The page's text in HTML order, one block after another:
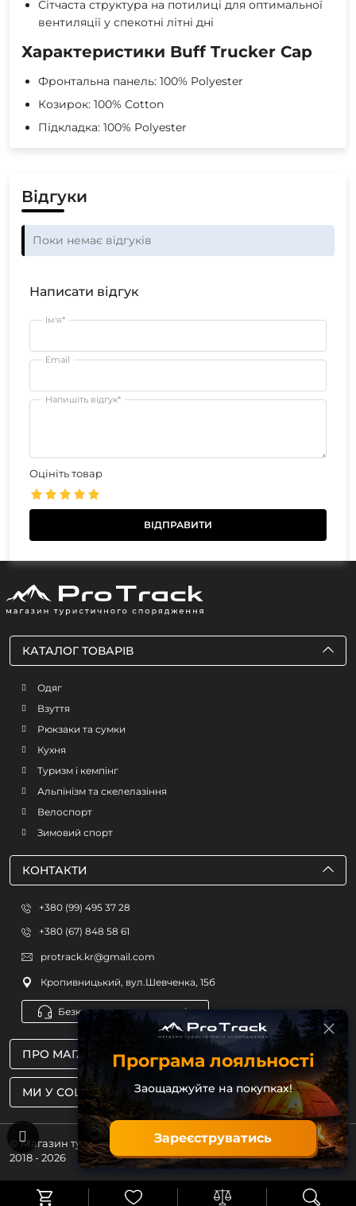
Сітчаста структура на потилиці для оптимальної
вентиляції у спекотні літні дні
Характеристики Buff Trucker Cap
Фронтальна панель: 100% Polyester
Козирок: 100% Cotton
Підкладка: 100% Polyester
Відгуки
Поки немає відгуків
Написати відгук
Ім'я*
Email
Напишіть відгук*
Оцініть товар
МИ У СОЦМЕРЕЖАХ
ПРО МАГАЗИН
КАТАЛОГ ТОВАРІВ
Одяг
Взуття
Рюкзаки та сумки
Кухня
Туризм і кемпінг
Альпінізм та скелелазіння
Велоспорт
Зимовий спорт
КОНТАКТИ
+380 (99) 495 37 28
+380 (67) 848 58 61
protrack.kr@gmail.com
Кропивницький, вул.Шевченка, 15б
Безкоштовна консультація
© Магазин туристичного спорядження ProTrack
2018 - 2026
Програма лояльності
Заощаджуйте на покупках!
Зареєструватись